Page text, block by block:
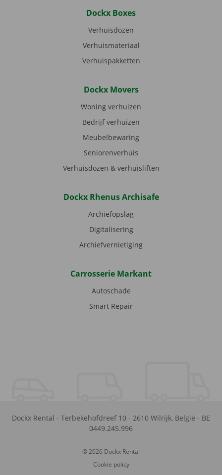
Dockx Boxes
Verhuisdozen
Verhuismateriaal
Verhuispakketten
Dockx Movers
Woning verhuizen
Bedrijf verhuizen
Meubelbewaring
Seniorenverhuis
Verhuisdozen & verhuisliften
Dockx Rhenus Archisafe
Archiefopslag
Digitalisering
Archiefvernietiging
Carrosserie Markant
Autoschade
Smart Repair
Dockx Rental - Terbekehofdreef 10 - 2610 Wilrijk, België - BE
0449.245.996
© 2026 Dockx Rental
Cookie policy